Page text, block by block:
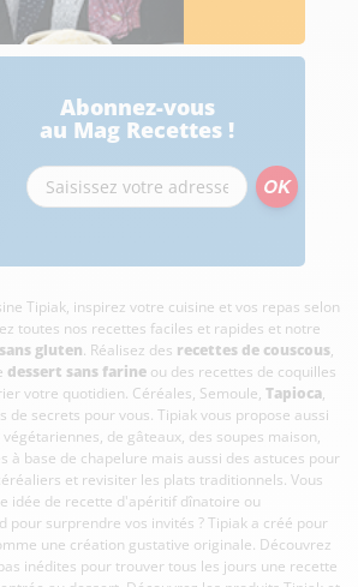
Abonnez-vous
au Mag Recettes !
Tipiak, inspirez votre cuisine et vos repas selon
toutes nos recettes faciles et rapides et notre
gluten. Réalisez des recettes de couscous,
dessert sans farine ou des recettes de coquilles
votre quotidien. Céréales, Semoule, Tapioca,
de secrets pour vous. Tipiak vous propose aussi
de gâteaux, des soupes maison,
à base de chapelure mais aussi des astuces pour
et revisiter les plats traditionnels. Vous
idée de recette d'apéritif dînatoire ou
pour surprendre vos invités ? Tipiak a créé pour
une création gustative originale. Découvrez
inédites pour trouver tous les jours une recette